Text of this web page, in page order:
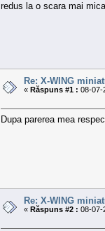
redus la o scara mai
Re: X-WING
«Răspuns #1 : 08-07-
Dupa parerea mea
Re: X-WING
«Răspuns #2 : 08-07-